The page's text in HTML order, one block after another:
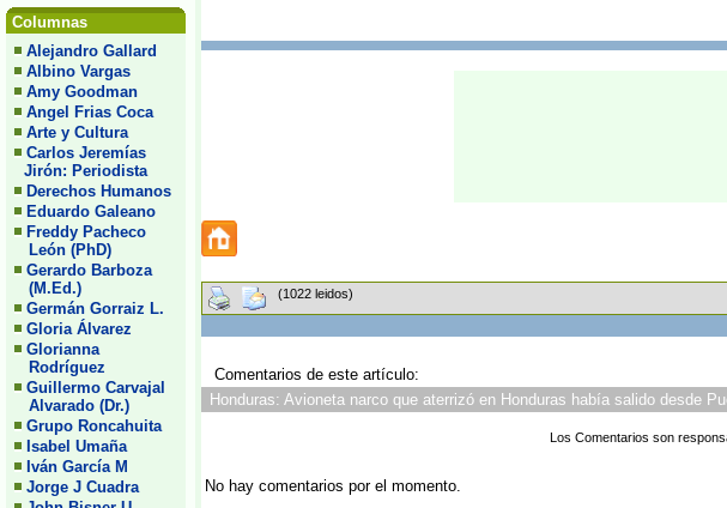
Columnas
Alejandro Gallard
Albino Vargas
Amy Goodman
Angel Frias Coca
Arte y Cultura
Carlos Jeremías
Jirón: Periodista
Derechos Humanos
Eduardo Galeano
Freddy Pacheco
León (PhD)
Gerardo Barboza
(M.Ed.)
Germán Gorraiz L.
Gloria Álvarez
Glorianna
Rodríguez
Guillermo Carvajal
Alvarado (Dr.)
Grupo Roncahuita
Isabel Umaña
Iván García M
Jorge J Cuadra
(1022 leidos)
Comentarios de este artículo:
Honduras: Avioneta narco que aterrizó en Honduras había salido desde
Los Comentarios son
No hay comentarios por el momento.